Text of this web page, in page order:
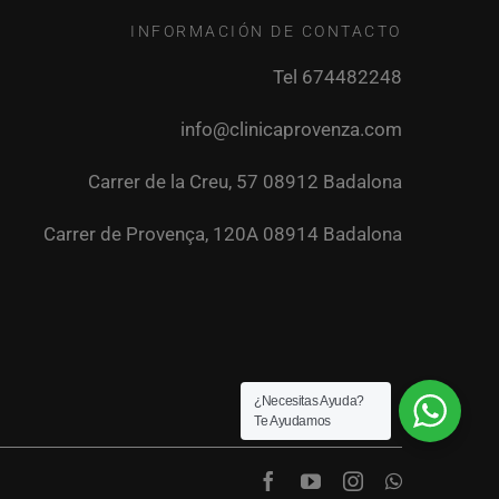
INFORMACIÓN DE CONTACTO
Tel 674482248
info@clinicaprovenza.com
Carrer de la Creu, 57 08912 Badalona
Carrer de Provença, 120A 08914 Badalona
¿Necesitas Ayuda?
Te Ayudamos